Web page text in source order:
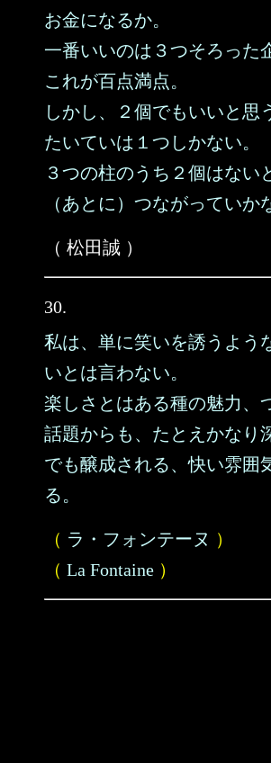
お金になるか。
一番いいのは３つそろった
これが百点満点。
しかし、２個でもいいと思
たいていは１つしかない。
３つの柱のうち２個はない
（あとに）つながっていか
（ 松田誠 ）
30.
私は、単に笑いを誘うよう
いとは言わない。
楽しさとはある種の魅力、
話題からも、たとえかなり
でも醸成される、快い雰囲
る。
（ ラ・フォンテーヌ ）
（ La Fontaine ）